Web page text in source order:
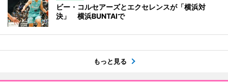
ビー・コルセアーズとエクセレンスが「横浜対
決」 横浜BUNTAIで
もっと見る